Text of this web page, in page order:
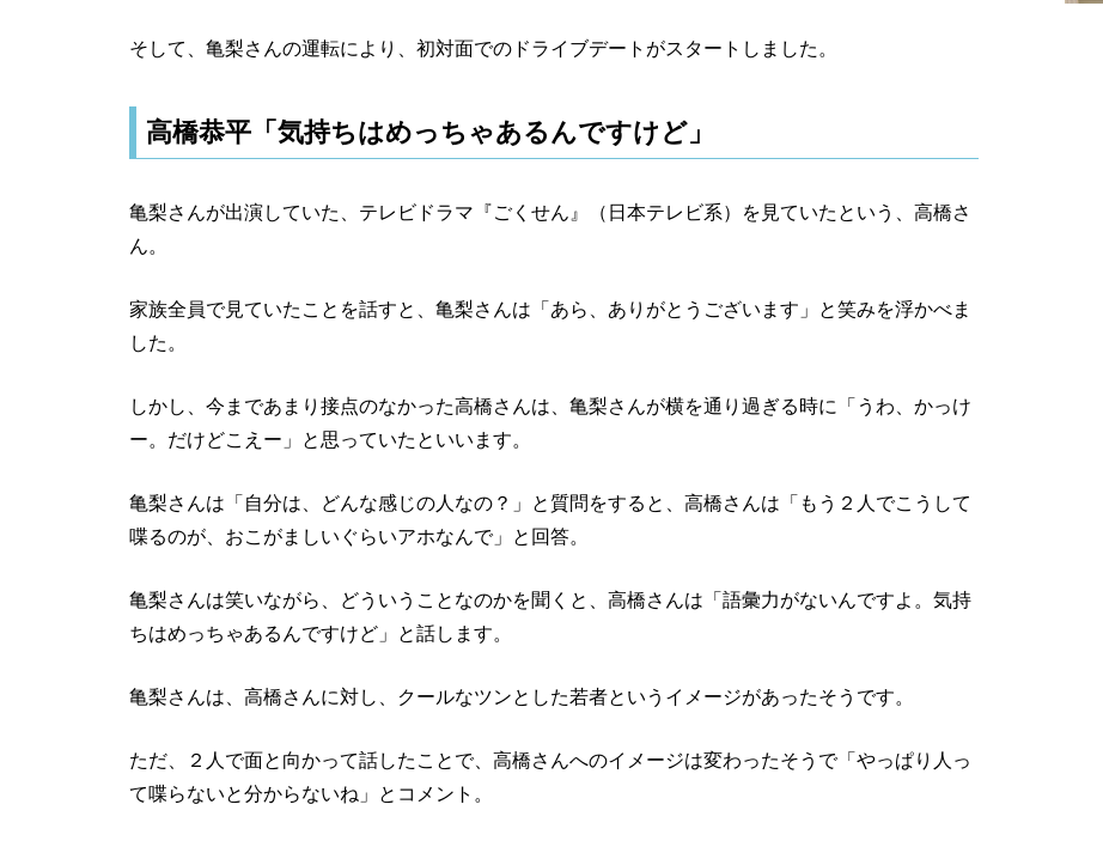
そして、亀梨さんの運転により、初対面でのドライブデートがスタートしました。
高橋恭平「気持ちはめっちゃあるんですけど」
亀梨さんが出演していた、テレビドラマ『ごくせん』（日本テレビ系）を見ていたという、高橋さ
ん。
家族全員で見ていたことを話すと、亀梨さんは「あら、ありがとうございます」と笑みを浮かべま
した。
しかし、今まであまり接点のなかった高橋さんは、亀梨さんが横を通り過ぎる時に「うわ、かっけ
ー。だけどこえー」と思っていたといいます。
亀梨さんは「自分は、どんな感じの人なの？」と質問をすると、高橋さんは「もう２人でこうして
喋るのが、おこがましいぐらいアホなんで」と回答。
亀梨さんは笑いながら、どういうことなのかを聞くと、高橋さんは「語彙力がないんですよ。気持
ちはめっちゃあるんですけど」と話します。
亀梨さんは、高橋さんに対し、クールなツンとした若者というイメージがあったそうです。
ただ、２人で面と向かって話したことで、高橋さんへのイメージは変わったそうで「やっぱり人っ
て喋らないと分からないね」とコメント。